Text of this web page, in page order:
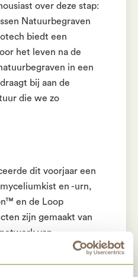
over deze stap:
Natuurbegraven
biedt een
het leven na de
in een
bij aan de
die we zo
dit voorjaar een
en -urn,
en de Loop
zijn gemaakt van
van
in
De unieke kracht van